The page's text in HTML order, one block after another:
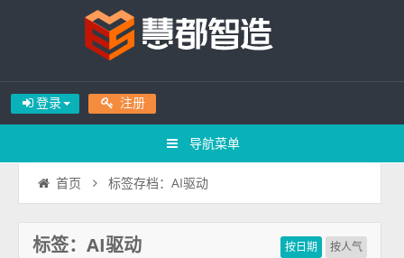
登录 注册
导航菜单
首页 标签存档：AI驱动
按日期 按人气
标签：AI驱动